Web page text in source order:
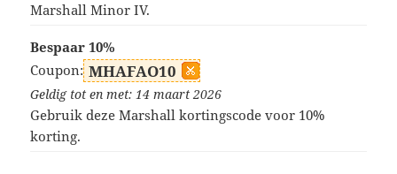
Marshall Minor IV.
Bespaar 10%
Coupon: MHAFAO10
Geldig tot en met: 14 maart 2026
Gebruik deze Marshall kortingscode voor 10%
korting.